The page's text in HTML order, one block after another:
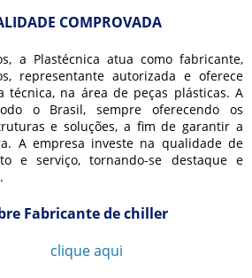
COMPROVADA
a Plastécnica atua como fabricante,
representante autorizada e oferece
técnica, na área de peças plásticas. A
o Brasil, sempre oferecendo os
e soluções, a fim de garantir a
A empresa investe na qualidade de
e serviço, tornando-se destaque e
Fabricante de chiller
clique aqui